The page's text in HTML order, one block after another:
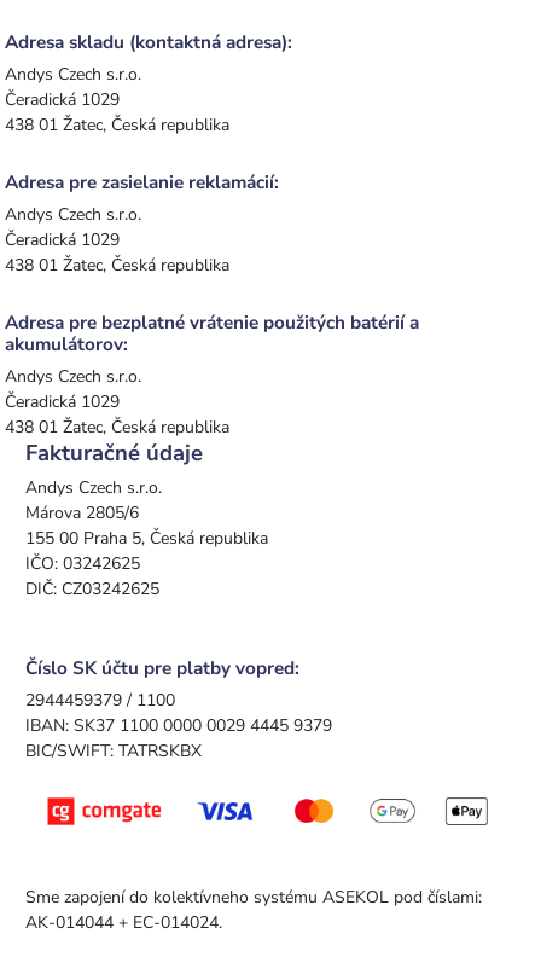
Adresa skladu (kontaktná adresa):
Andys Czech s.r.o.
Čeradická 1029
438 01 Žatec, Česká republika
Adresa pre zasielanie reklamácií:
Andys Czech s.r.o.
Čeradická 1029
438 01 Žatec, Česká republika
Adresa pre bezplatné vrátenie použitých batérií a
akumulátorov:
Andys Czech s.r.o.
Čeradická 1029
438 01 Žatec, Česká republika
Fakturačné údaje
Andys Czech s.r.o.
Márova 2805/6
155 00 Praha 5, Česká republika
IČO: 03242625
DIČ: CZ03242625
Číslo SK účtu pre platby vopred:
2944459379 / 1100
IBAN: SK37 1100 0000 0029 4445 9379
BIC/SWIFT: TATRSKBX
Sme zapojení do kolektívneho systému ASEKOL pod číslami:
AK-014044 + EC-014024.